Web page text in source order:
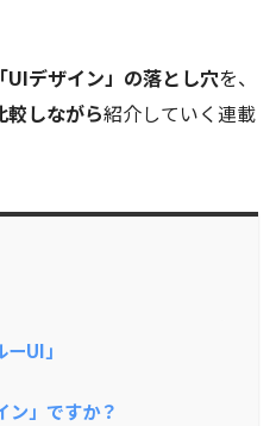
デザイン」の落とし穴を、
較しながら紹介していく連載
UI」
ン」ですか？